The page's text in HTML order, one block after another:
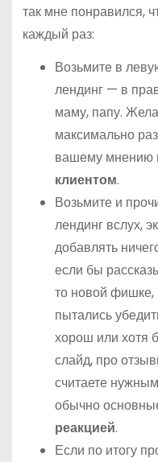
так мне понравился,
каждый раз:
Возьмите в
лендинг — в
маму, папу.
максимально
вашему мнению
клиентом.
Возьмите и
лендинг вслух,
добавлять
если бы
то новой фишке,
пытались
хорош или хотя
слайд, про
считаете
обычно
реакцией.
Если по итогу